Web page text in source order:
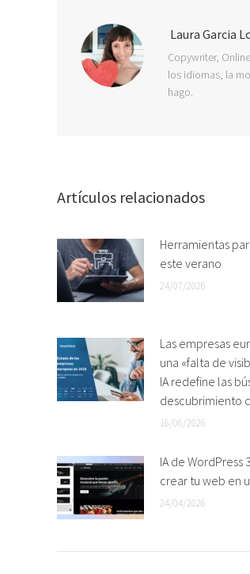
Laura Garcia
Copywriter,
los idiomas, la
hago.
Artículos relacionados
Herramientas
este verano
24/07/2026
Las empresas
una «falta de
IA redefine las
descubrimiento
16/06/2026
IA de WordPress
crear tu web en
24/04/2026